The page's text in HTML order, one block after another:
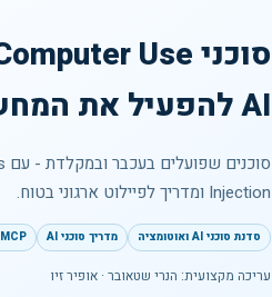
AI להפעיל את המחשב
Injection ומדריך לפיילוט ארגוני בטוח.
סדנת סוכני AI ואוטומציה מדריך סוכני AI MCP לסוכני AI
עריכה מקצועית: הנרי שטאובר · אופיר זיו